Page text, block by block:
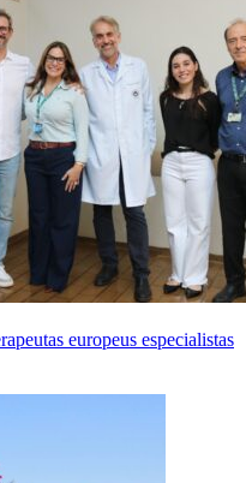
europeus especialistas